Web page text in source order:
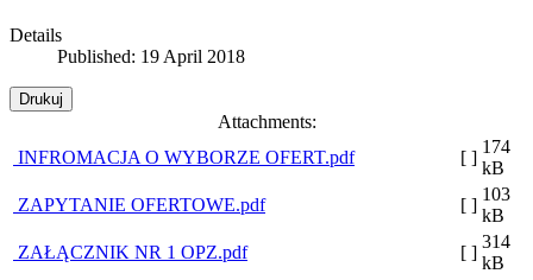
Details
Published: 19 April 2018
Drukuj
Attachments:
INFROMACJA O WYBORZE OFERT.pdf
[ ]
174
kB
ZAPYTANIE OFERTOWE.pdf
[ ]
103
kB
ZAŁĄCZNIK NR 1 OPZ.pdf
[ ]
314
kB